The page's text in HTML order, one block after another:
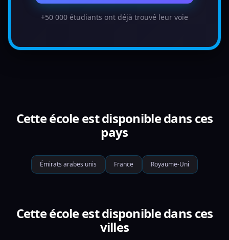
+50 000 étudiants ont déjà trouvé leur voie
Cette école est disponible dans ces
pays
Émirats arabes unis France Royaume-Uni
Cette école est disponible dans ces
villes